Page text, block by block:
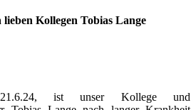
Kollegen Tobias Lange
ist unser Kollege und